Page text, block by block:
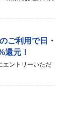
ご利用で日・
還元！
エントリーいただ